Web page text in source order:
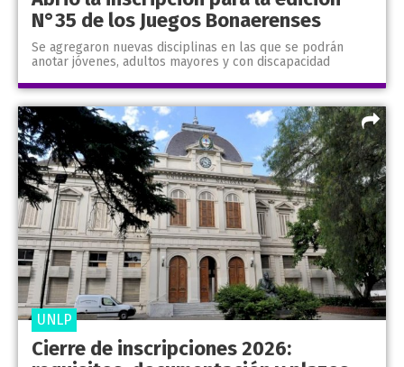
N°35 de los Juegos Bonaerenses
Se agregaron nuevas disciplinas en las que se podrán
anotar jóvenes, adultos mayores y con discapacidad
Cierre de inscripciones 2026:
UNLP